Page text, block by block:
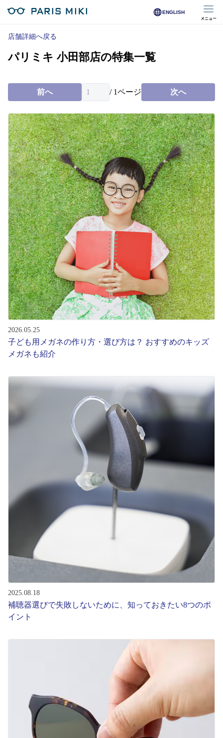
ENGLISH
メニュー
マイページ
Opera Club会員
オンラインショップ会員
店舗を探す
店舗検索/来店予約
商品を探す
メガネ
レンズ
サングラス
補聴器
コンタクトレンズ
ブランド一覧
スタッフコンテンツ一覧
コーディネート
レビュー
ブログ
アフターサービス
店舗詳細へ戻る
パリミキ 小田部店の特集一覧
前へ / 1ページ 次へ
2026.05.25
子ども用メガネの作り方・選び方は？ おすすめのキッズ
メガネも紹介
2025.08.18
補聴器選びで失敗しないために、知っておきたい8つのポ
イント